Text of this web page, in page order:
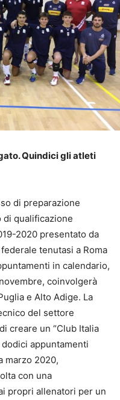
Quindici gli atleti
di preparazione
qualificazione
2020 presentato da
tenutasi a Roma
in calendario,
coinvolgerà
e Alto Adige. La
del settore
creare un “Club Italia
appuntamenti
marzo 2020,
con una
propri allenatori per un